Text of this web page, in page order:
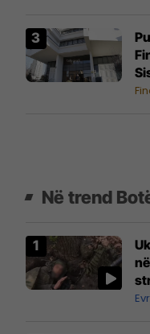
Në trend